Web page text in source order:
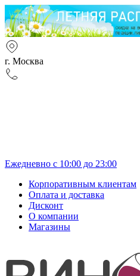
г. Москва
Ежедневно с 10:00 до 23:00
Корпоративным клиентам
Оплата и доставка
Дисконт
О компании
Магазины